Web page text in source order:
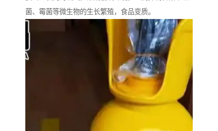
菌、霉菌等微生物的生长繁殖，食品变质。